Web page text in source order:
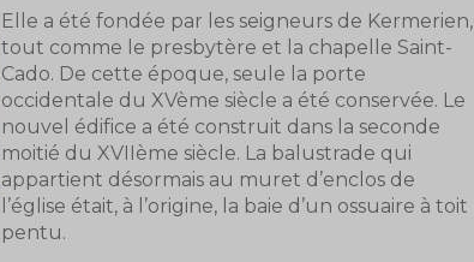
Elle a été fondée par les seigneurs de Kermerien,
tout comme le presbytère et la chapelle Saint-
Cado. De cette époque, seule la porte
occidentale du XVème siècle a été conservée. Le
nouvel édifice a été construit dans la seconde
moitié du XVIIème siècle. La balustrade qui
appartient désormais au muret d’enclos de
l’église était, à l’origine, la baie d’un ossuaire à toit
pentu.